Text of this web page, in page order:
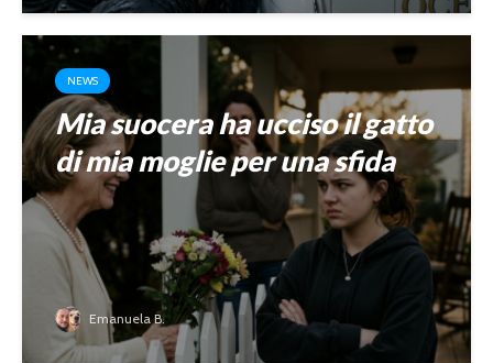
NEWS
Mia suocera ha ucciso il gatto
di mia moglie per una sfida
Emanuela B.